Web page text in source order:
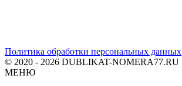
Политика обработки персональных данных
© 2020 - 2026 DUBLIKAT-NOMERA77.RU
МЕНЮ